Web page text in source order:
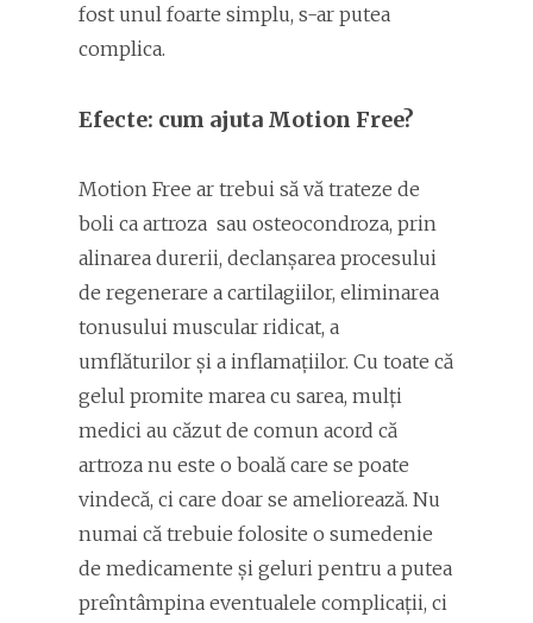
fost unul foarte simplu, s-ar putea
complica.
Efecte: cum ajuta Motion Free?
Motion Free ar trebui să vă trateze de
boli ca artroza sau osteocondroza, prin
alinarea durerii, declanșarea procesului
de regenerare a cartilagiilor, eliminarea
tonusului muscular ridicat, a
umflăturilor și a inflamațiilor. Cu toate că
gelul promite marea cu sarea, mulți
medici au căzut de comun acord că
artroza nu este o boală care se poate
vindecă, ci care doar se ameliorează. Nu
numai că trebuie folosite o sumedenie
de medicamente și geluri pentru a putea
preîntâmpina eventualele complicații, ci